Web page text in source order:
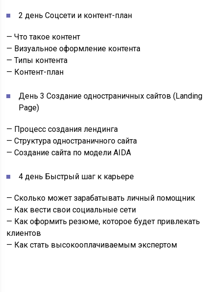
2 день Соцсети и контент-план
— Что такое контент
— Визуальное оформление контента
— Типы контента
— Контент-план
День 3 Создание одностраничных сайтов (Landing
Page)
— Процесс создания лендинга
— Структура одностраничного сайта
— Создание сайта по модели AIDA
4 день Быстрый шаг к карьере
— Сколько может зарабатывать личный помощник
— Как вести свои социальные сети
— Как оформить резюме, которое будет привлекать
клиентов
— Как стать высокооплачиваемым экспертом